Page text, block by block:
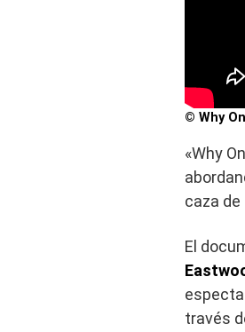
© Why
«Why
caza
El
través